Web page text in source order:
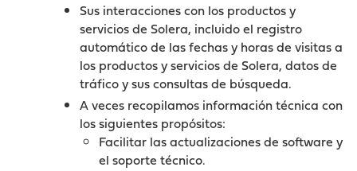
Sus interacciones con los productos y
servicios de Solera, incluido el registro
automático de las fechas y horas de visitas a
los productos y servicios de Solera, datos de
tráfico y sus consultas de búsqueda.
A veces recopilamos información técnica con
los siguientes propósitos:
Facilitar las actualizaciones de software y
el soporte técnico.